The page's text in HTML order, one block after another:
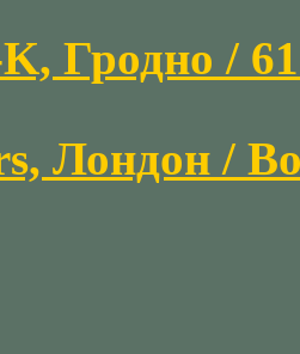
Гродно /
Лондон /